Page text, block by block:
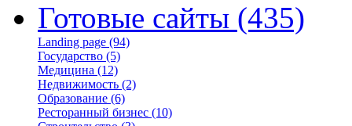
Готовые сайты (435)
Landing page (94)
Государство (5)
Медицина (12)
Недвижимость (2)
Образование (6)
Ресторанный бизнес (10)